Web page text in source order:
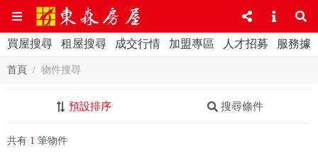
買屋搜尋 租屋搜尋 成交行情 加盟專區 人才招募 服務據
首頁 物件搜尋
預設排序 搜尋條件
共有 1 筆物件